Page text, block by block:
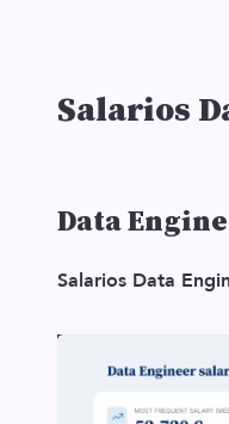
Salarios
Data
Salarios Data